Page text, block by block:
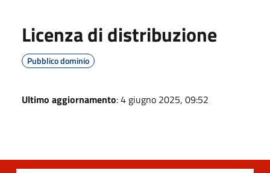
Licenza di distribuzione
Pubblico dominio
Ultimo aggiornamento: 4 giugno 2025, 09:52